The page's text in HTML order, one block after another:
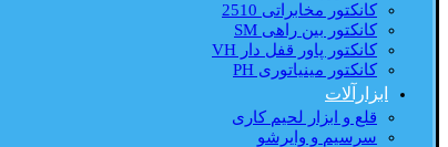
کانکتور مخابراتی 2510
کانکتور بین راهی SM
کانکتور پاور قفل دار VH
کانکتور مینیاتوری PH
ابزارآلات
قلع و ابزار لحیم کاری
سرسیم و وایرشو